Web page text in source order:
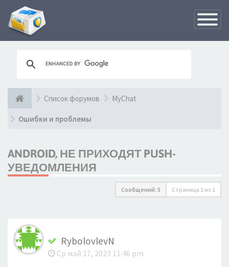
Список форумов MyChat
Ошибки и проблемы
ANDROID, НЕ ПРИХОДЯТ PUSH-
УВЕДОМЛЕНИЯ
Сообщений: 5 Страница 1 из 1
RybolovlevN
Ср май 17, 2023 11:46 pm